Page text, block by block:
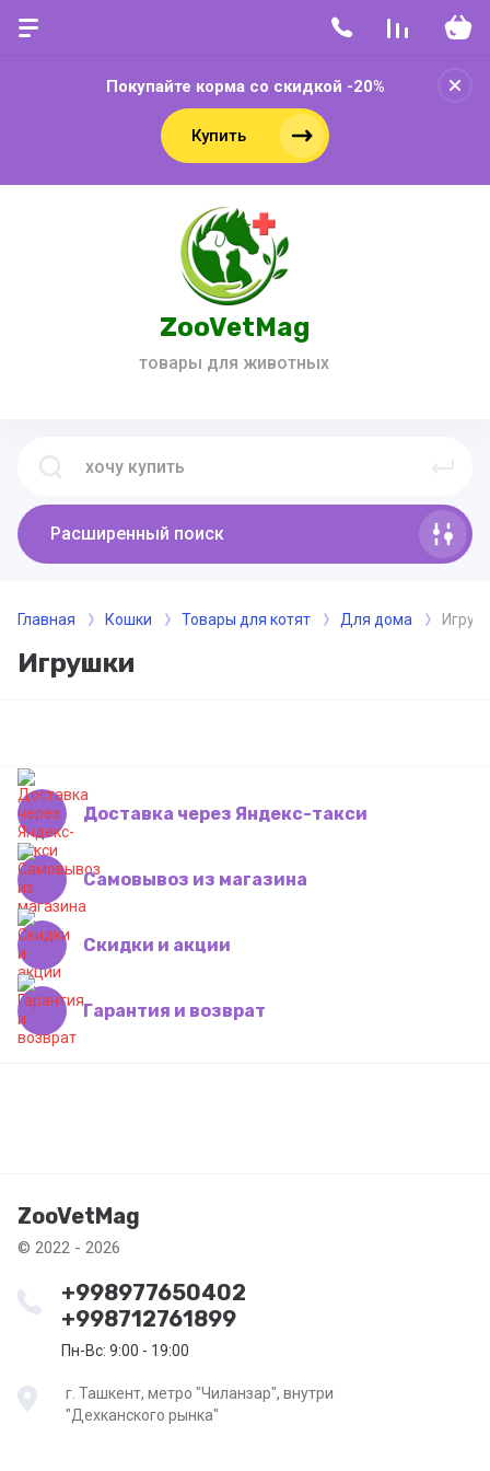
Покупайте корма со скидкой -20%
Купить
ZooVetMag
товары для животных
Расширенный поиск
Главная Кошки Товары для котят Для дома
Игрушки
Доставка через Яндекс-такси
Самовывоз из магазина
Скидки и акции
Гарантия и возврат
ZooVetMag
© 2022 - 2026
+998977650402
+998712761899
Пн-Вс: 9:00 - 19:00
г. Ташкент, метро "Чиланзар", внутри
"Дехканского рынка"